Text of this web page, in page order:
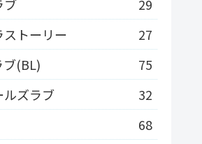
ブ
29
ストーリー
27
ブ(BL)
75
ルズラブ
32
68